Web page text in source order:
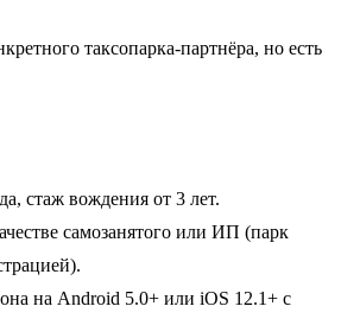
таксопарка-партнёра, но есть
стаж вождения от 3 лет.
самозанятого или ИП (парк
на Android 5.0+ или iOS 12.1+ с